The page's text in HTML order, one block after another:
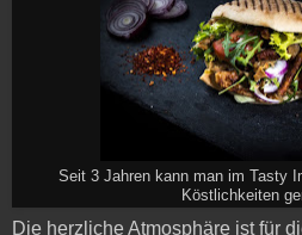
Seit 3 Jahren kann man im Tasty
Köstlichkeiten
Die herzliche Atmosphäre ist für